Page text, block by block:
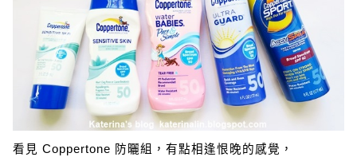
看見 Coppertone 防曬組，有點相逢恨晚的感覺，